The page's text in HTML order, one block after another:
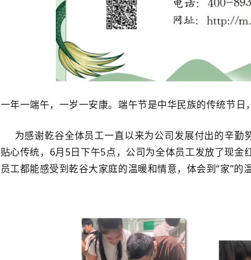
一年一端午，一岁一安康。端午节是中华民族的传统节日
为感谢乾谷全体员工一直以来为公司发展付出的辛勤
贴心传统，6月5日下午5点，公司为全体员工发放了现金
员工都能感受到乾谷大家庭的温暖和情意，体会到“家”的